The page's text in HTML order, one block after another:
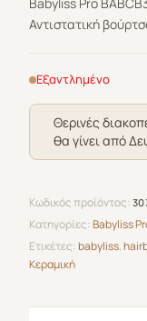
Αντιστατική
Εξαντλημένο
Θερινές
θα γίνει από
Κωδικός προϊόντος:
Κατηγορίες:Babyliss
Ετικέτες:babyliss,
Κεραμική